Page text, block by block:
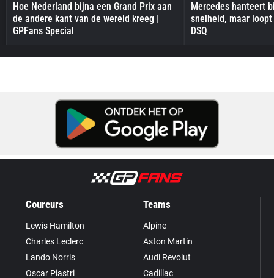
Hoe Nederland bijna een Grand Prix aan
de andere kant van de wereld kreeg |
GPFans Special
Mercedes hanteert
snelheid, maar
DSQ
Coureurs
Lewis Hamilton
Charles Leclerc
Lando Norris
Oscar Piastri
Teams
Alpine
Aston Martin
Audi Revolut
Cadillac